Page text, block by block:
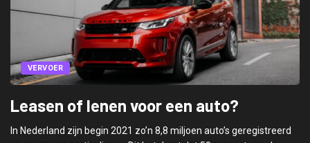
VERVOER
Leasen of lenen voor een auto?
In Nederland zijn begin 2021 zo’n 8,8 miljoen auto’s geregistreerd